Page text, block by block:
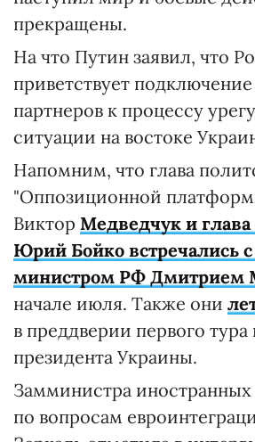
прекращены.
На что Путин заявил, что
приветствует
партнеров к процессу
ситуации на востоке
Напомним, что глава
"Оппозиционной
Виктор Медведчук и
Юрий Бойко встречались
министром РФ Дмитрием
начале июля. Также они
в преддверии первого
президента Украины.
Замминистра
по вопросам